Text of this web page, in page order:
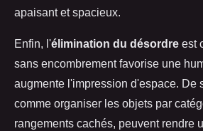
apaisant et spacieux.
Enfin, l'élimination du désordre est
sans encombrement favorise une
augmente l'impression d'espace. De
comme organiser les objets par
rangements cachés, peuvent rendre